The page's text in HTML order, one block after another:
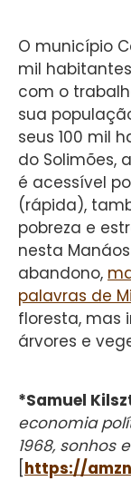
O município
mil
com o
sua
seus 100 mil
do Solimões,
é acessível
(rápida),
pobreza e
nesta
abandono,
palavras de
floresta, mas
árvores e
*Samuel
economia
1968, sonhos
https://